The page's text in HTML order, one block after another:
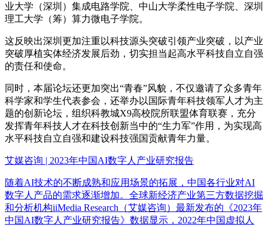
业大学（深圳）集成电路学院、中山大学柔性电子学院、深圳
理工大学（筹）算力微电子学院。
这反映出深圳更加注重以科技源头突破引领产业突破，以产业
突破厚植实体经济发展后劲，切实担当起高水平科技自立自强
的责任和使命。
同时，本届论坛还更加突出“青春”风貌，不仅邀请了众多青年
科学家和学生代表参会，还举办以国际青年科技领军人才为主
题的创新论坛，组织科教城X9高校院所联盟体育联赛，充分
发挥青年科技人才在科技创新当中的“生力军”作用，为实现高
水平科技自立自强和建设科技强国贡献青年力量。
艾媒咨询 | 2023年中国AI数字人产业研究报告
随着AI技术的不断成熟和应用场景的拓展，中国各行业对AI
数字人产品的需求逐渐增加。全球新经济产业第三方数据挖掘
和分析机构iiMedia Research（艾媒咨询）最新发布的《2023年
中国AI数字人产业研究报告》数据显示，2022年中国虚拟人